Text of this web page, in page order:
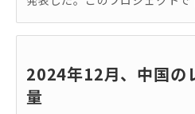
2024年12月、中国の
量